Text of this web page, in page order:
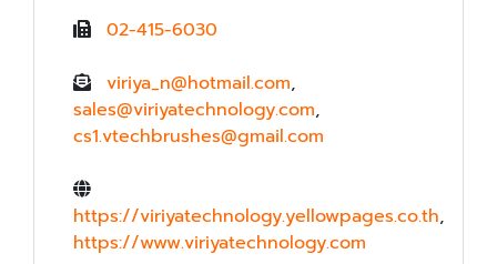
02-415-6030
viriya_n@hotmail.com,
sales@viriyatechnology.com,
cs1.vtechbrushes@gmail.com
https://viriyatechnology.yellowpages.co.th,
https://www.viriyatechnology.com